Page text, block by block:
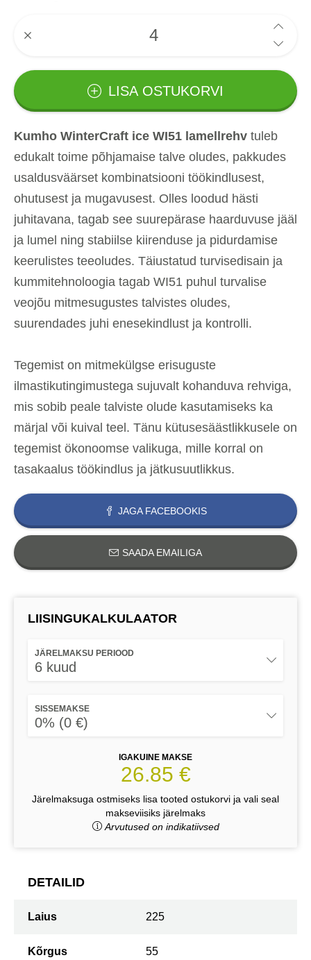
LISA OSTUKORVI
Kumho WinterCraft ice WI51 lamellrehv tuleb
edukalt toime põhjamaise talve oludes, pakkudes
usaldusväärset kombinatsiooni töökindlusest,
ohutusest ja mugavusest. Olles loodud hästi
juhitavana, tagab see suurepärase haarduvuse jääl
ja lumel ning stabiilse kiirenduse ja pidurdamise
keerulistes teeoludes. Täiustatud turvisedisain ja
kummitehnoloogia tagab WI51 puhul turvalise
veojõu mitmesugustes talvistes oludes,
suurendades juhi enesekindlust ja kontrolli.
Tegemist on mitmekülgse erisuguste
ilmastikutingimustega sujuvalt kohanduva rehviga,
mis sobib peale talviste olude kasutamiseks ka
märjal või kuival teel. Tänu kütusesäästlikkusele on
tegemist ökonoomse valikuga, mille korral on
tasakaalus töökindlus ja jätkusuutlikkus.
JAGA FACEBOOKIS
SAADA EMAILIGA
LIISINGUKALKULAATOR
JÄRELMAKSU PERIOOD
6 kuud
SISSEMAKSE
0% (0 €)
IGAKUINE MAKSE
26.85 €
Järelmaksuga ostmiseks lisa tooted ostukorvi ja vali seal
makseviisiks järelmaks
Arvutused on indikatiivsed
DETAILID
Laius 225
Kõrgus 55